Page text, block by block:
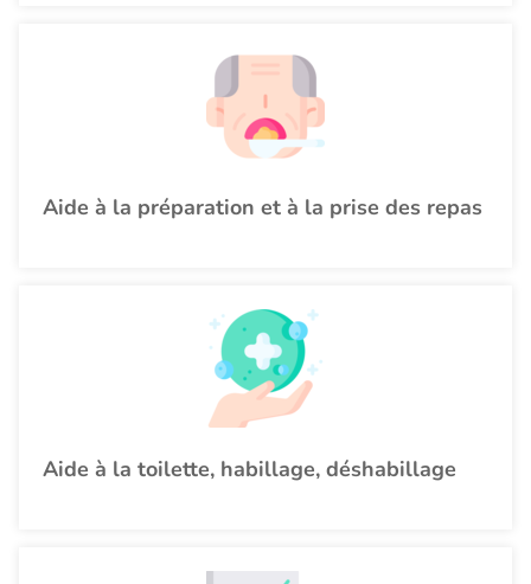
Aide à la préparation et à la prise des repas
Aide à la toilette, habillage, déshabillage